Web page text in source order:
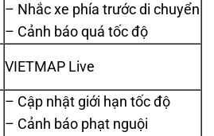
– Nhắc xe phía trước di chuyển
– Cảnh báo quá tốc độ
VIETMAP Live
– Cập nhật giới hạn tốc độ
– Cảnh báo phạt nguội